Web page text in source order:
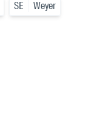
SE Weyer